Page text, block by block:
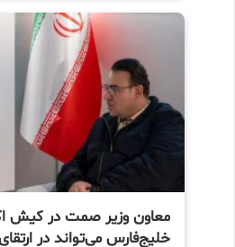
معاون وزیر صمت در کیش
خلیج‌فارس می‌تواند در